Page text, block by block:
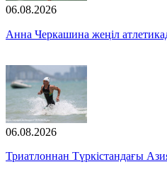
06.08.2026
Анна Черкашина жеңіл
06.08.2026
Триатлоннан Түркістандағы